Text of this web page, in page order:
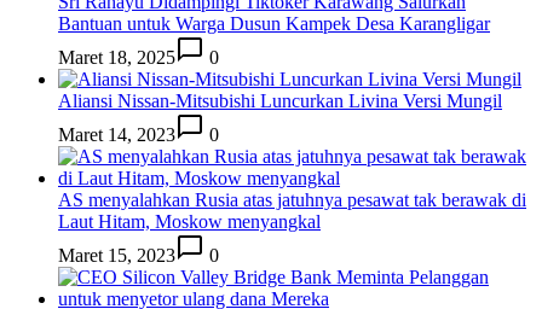
Bantuan untuk Warga Dusun Kampek Desa Karangligar
Maret 18, 2025
0
Aliansi Nissan-Mitsubishi Luncurkan Livina Versi Mungil
Maret 14, 2023
0
AS menyalahkan Rusia atas jatuhnya pesawat tak berawak di
Laut Hitam, Moskow menyangkal
Maret 15, 2023
0